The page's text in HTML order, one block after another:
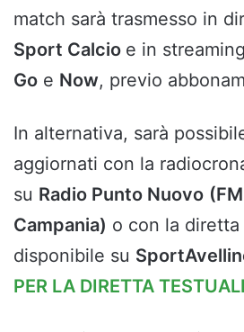
match sarà trasmesso in
Sport Calcio e in
Go e Now, previo
In alternativa, sarà
aggiornati con la
su Radio Punto Nuovo
Campania) o con la
disponibile su
PER LA DIRETTA